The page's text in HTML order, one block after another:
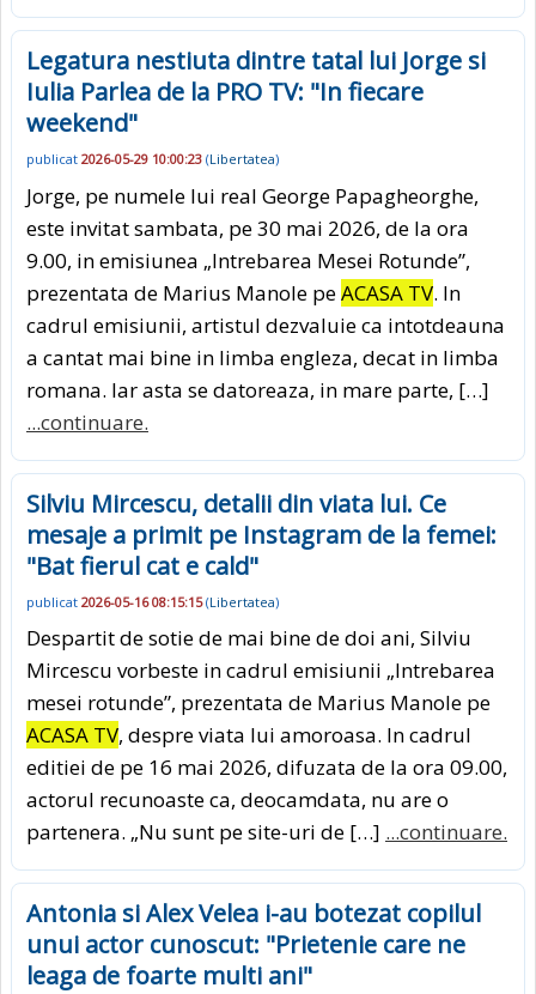
Legatura nestiuta dintre tatal lui Jorge si
Iulia Parlea de la PRO TV: "In fiecare
weekend"
publicat 2026-05-29 10:00:23 (Libertatea)
Jorge, pe numele lui real George Papagheorghe,
este invitat sambata, pe 30 mai 2026, de la ora
9.00, in emisiunea „Intrebarea Mesei Rotunde”,
prezentata de Marius Manole peACASA TV. In
cadrul emisiunii, artistul dezvaluie ca intotdeauna
a cantat mai bine in limba engleza, decat in limba
romana. Iar asta se datoreaza, in mare parte, […]
...continuare.
Silviu Mircescu, detalii din viata lui. Ce
mesaje a primit pe Instagram de la femei:
"Bat fierul cat e cald"
publicat 2026-05-16 08:15:15(Libertatea)
Despartit de sotie de mai bine de doi ani, Silviu
Mircescu vorbeste in cadrul emisiunii „Intrebarea
mesei rotunde”, prezentata de Marius Manole pe
ACASA TV, despre viata lui amoroasa. In cadrul
editiei de pe 16 mai 2026, difuzata de la ora 09.00,
actorul recunoaste ca, deocamdata, nu are o
partenera. „Nu sunt pe site-uri de […] ...continuare.
Antonia si Alex Velea i-au botezat copilul
unui actor cunoscut: "Prietenie care ne
leaga de foarte multi ani"